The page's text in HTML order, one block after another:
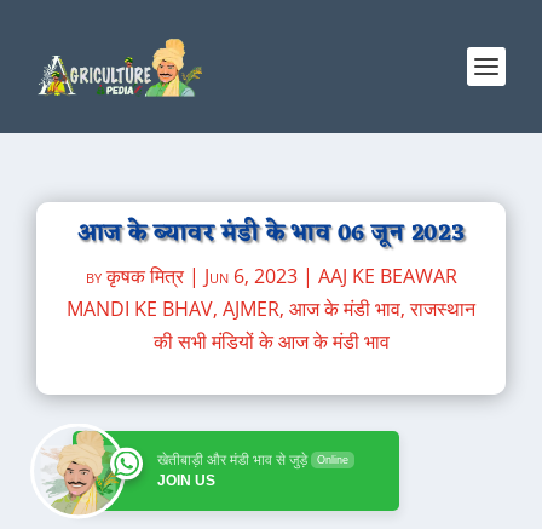
आज के ब्यावर मंडी के भाव 06 जून 2023
byकृषक मित्र| Jun 6, 2023| AAJ KE BEAWAR
MANDI KE BHAV, AJMER, आज के मंडी भाव,राजस्थान
की सभी मंडियों के आज के मंडी भाव
खेतीबाड़ी और मंडी भाव से जुड़े Online
JOIN US